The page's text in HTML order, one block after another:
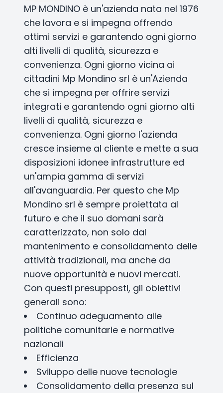
MP MONDINO è un'azienda nata nel 1976
che lavora e si impegna offrendo
ottimi servizi e garantendo ogni giorno
alti livelli di qualità, sicurezza e
convenienza. Ogni giorno vicina ai
cittadini Mp Mondino srl è un'Azienda
che si impegna per offrire servizi
integrati e garantendo ogni giorno alti
livelli di qualità, sicurezza e
convenienza. Ogni giorno l'azienda
cresce insieme al cliente e mette a sua
disposizioni idonee infrastrutture ed
un'ampia gamma di servizi
all'avanguardia. Per questo che Mp
Mondino srl è sempre proiettata al
futuro e che il suo domani sarà
caratterizzato, non solo dal
mantenimento e consolidamento delle
attività tradizionali, ma anche da
nuove opportunità e nuovi mercati.
Con questi presupposti, gli obiettivi
generali sono:
Continuo adeguamento alle
politiche comunitarie e normative
nazionali
Efficienza
Sviluppo delle nuove tecnologie
Consolidamento della presenza sul